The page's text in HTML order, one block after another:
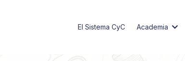
El Sistema CyC Academia